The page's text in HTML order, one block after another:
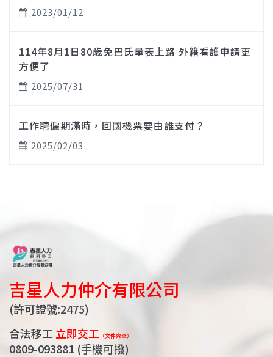
2023/01/12
114年8月1日80歲免巴氏量表上路 外籍看護申請更
方便了
2025/07/31
工作聘僱期滿時，回國機票要由誰支付？
2025/02/03
吉星人力仲介有限公司
(許可證號:2475)
合法移工立即交工 （文件齊全）
0809-093881 (手機可撥)